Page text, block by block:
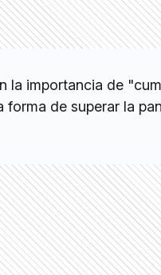
la importancia de
forma de superar la